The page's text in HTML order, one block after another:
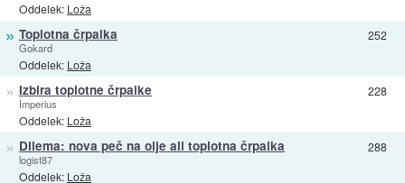
Oddelek: Loža
» Toplotna črpalka
Gokard
Oddelek: Loža
252
» Izbira toplotne črpalke
Imperius
Oddelek: Loža
228
» Dilema: nova peč na olje ali toplotna črpalka
logist87
Oddelek: Loža
288